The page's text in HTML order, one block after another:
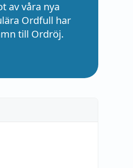
av våra nya
Ordfull har
till Ordröj.